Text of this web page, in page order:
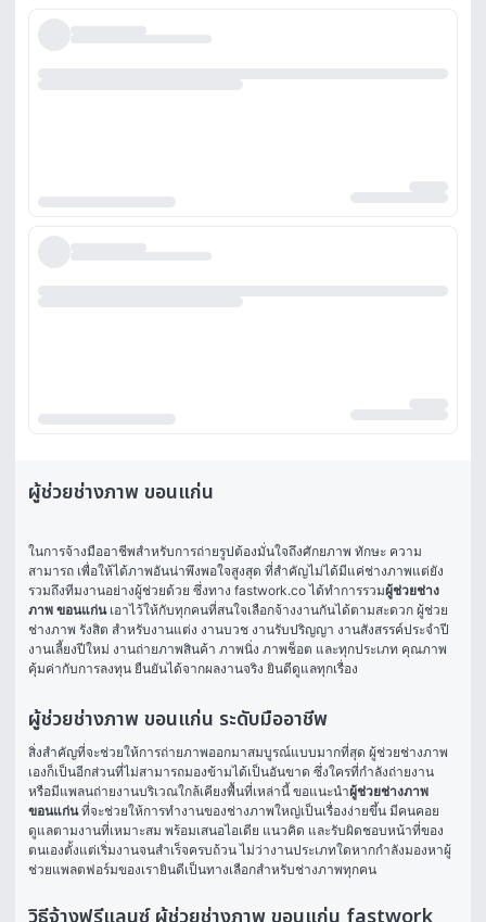
ผู้ช่วยช่างภาพ ขอนแก่น
ในการจ้างมืออาชีพสำหรับการถ่ายรูปต้องมั่นใจถึงศักยภาพ ทักษะ ความ
สามารถ เพื่อให้ได้ภาพอันน่าพึงพอใจสูงสุด ที่สำคัญไม่ได้มีแค่ช่างภาพแต่ยัง
รวมถึงทีมงานอย่างผู้ช่วยด้วย ซึ่งทาง fastwork.co ได้ทำการรวมผู้ช่วยช่าง
ภาพ ขอนแก่น เอาไว้ให้กับทุกคนที่สนใจเลือกจ้างงานกันได้ตามสะดวก ผู้ช่วย
ช่างภาพ รังสิต สำหรับงานแต่ง งานบวช งานรับปริญญา งานสังสรรค์ประจำปี
งานเลี้ยงปีใหม่ งานถ่ายภาพสินค้า ภาพนิ่ง ภาพช็อต และทุกประเภท คุณภาพ
คุ้มค่ากับการลงทุน ยืนยันได้จากผลงานจริง ยินดีดูแลทุกเรื่อง
ผู้ช่วยช่างภาพ ขอนแก่น ระดับมืออาชีพ
สิ่งสำคัญที่จะช่วยให้การถ่ายภาพออกมาสมบูรณ์แบบมากที่สุด ผู้ช่วยช่างภาพ
เองก็เป็นอีกส่วนที่ไม่สามารถมองข้ามได้เป็นอันขาด ซึ่งใครที่กำลังถ่ายงาน
หรือมีแพลนถ่ายงานบริเวณใกล้เคียงพื้นที่เหล่านี้ ขอแนะนำผู้ช่วยช่างภาพ
ขอนแก่น ที่จะช่วยให้การทำงานของช่างภาพใหญ่เป็นเรื่องง่ายขึ้น มีคนคอย
ดูแลตามงานที่เหมาะสม พร้อมเสนอไอเดีย แนวคิด และรับผิดชอบหน้าที่ของ
ตนเองตั้งแต่เริ่มงานจนสำเร็จครบถ้วน ไม่ว่างานประเภทใดหากกำลังมองหาผู้
ช่วยแพลตฟอร์มของเรายินดีเป็นทางเลือกสำหรับช่างภาพทุกคน